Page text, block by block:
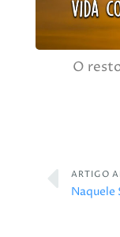
O
ARTIGO
Naquele